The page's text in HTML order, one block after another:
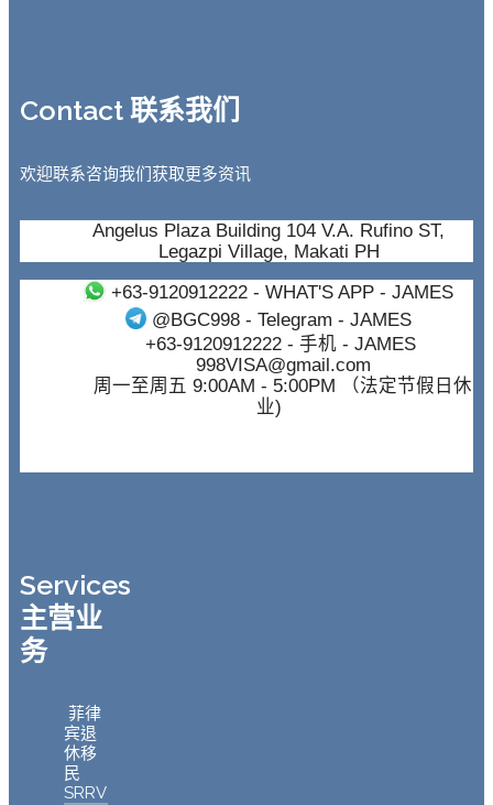
Contact 联系我们
欢迎联系咨询我们获取更多资讯
Angelus Plaza Building 104 V.A. Rufino ST,
Legazpi Village, Makati PH
+63-9120912222- WHAT'S APP - JAMES
@BGC998 - Telegram - JAMES
+63-9120912222- 手机 - JAMES
998VISA@gmail.com
周一至周五 9:00AM - 5:00PM （法定节假日休
业)
Services
主营业
务
菲律
宾退
休移
民
SRRV